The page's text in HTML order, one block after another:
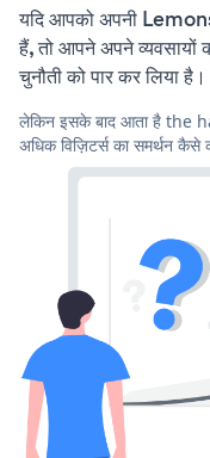
यदि आपको अपनी
हैं, तो आपने अपने व्यवसायों
चुनौती को पार कर लिया है।
लेकिन इसके बाद आता है
अधिक विज़िटर्स का समर्थन कैसे